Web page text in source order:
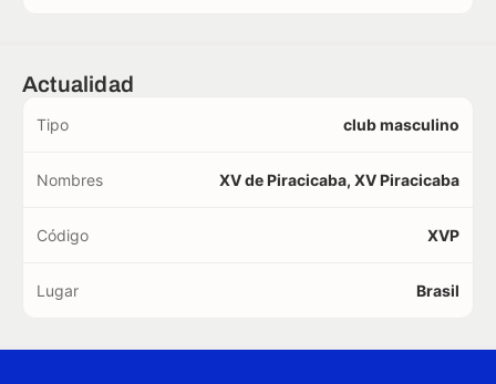
Actualidad
Tipo club masculino
Nombres XV de Piracicaba, XV Piracicaba
Código XVP
Lugar Brasil